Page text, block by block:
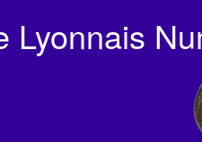
Lyonnais